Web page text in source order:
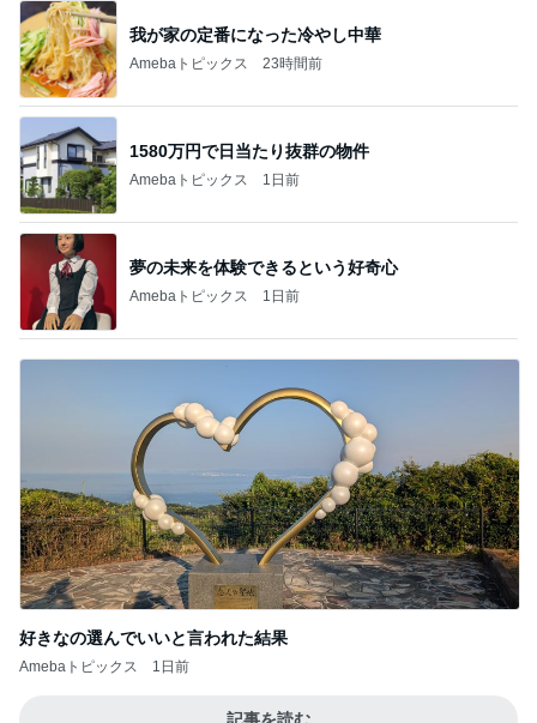
我が家の定番になった冷やし中華
Amebaトピックス 23時間前
1580万円で日当たり抜群の物件
Amebaトピックス 1日前
夢の未来を体験できるという好奇心
Amebaトピックス 1日前
好きなの選んでいいと言われた結果
Amebaトピックス 1日前